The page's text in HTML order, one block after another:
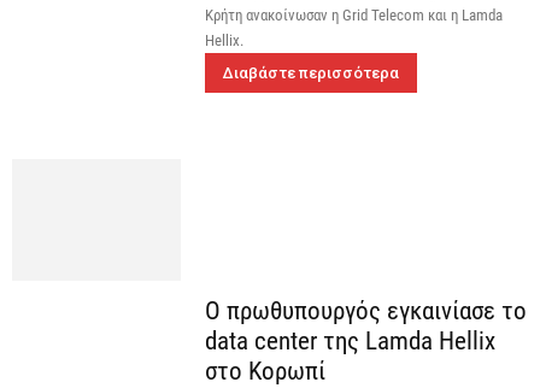
Κρήτη ανακοίνωσαν η Grid Telecom και η Lamda
Hellix.
Διαβάστε περισσότερα
Ο πρωθυπουργός εγκαινίασε το
data center της Lamda Hellix
στο Κορωπί